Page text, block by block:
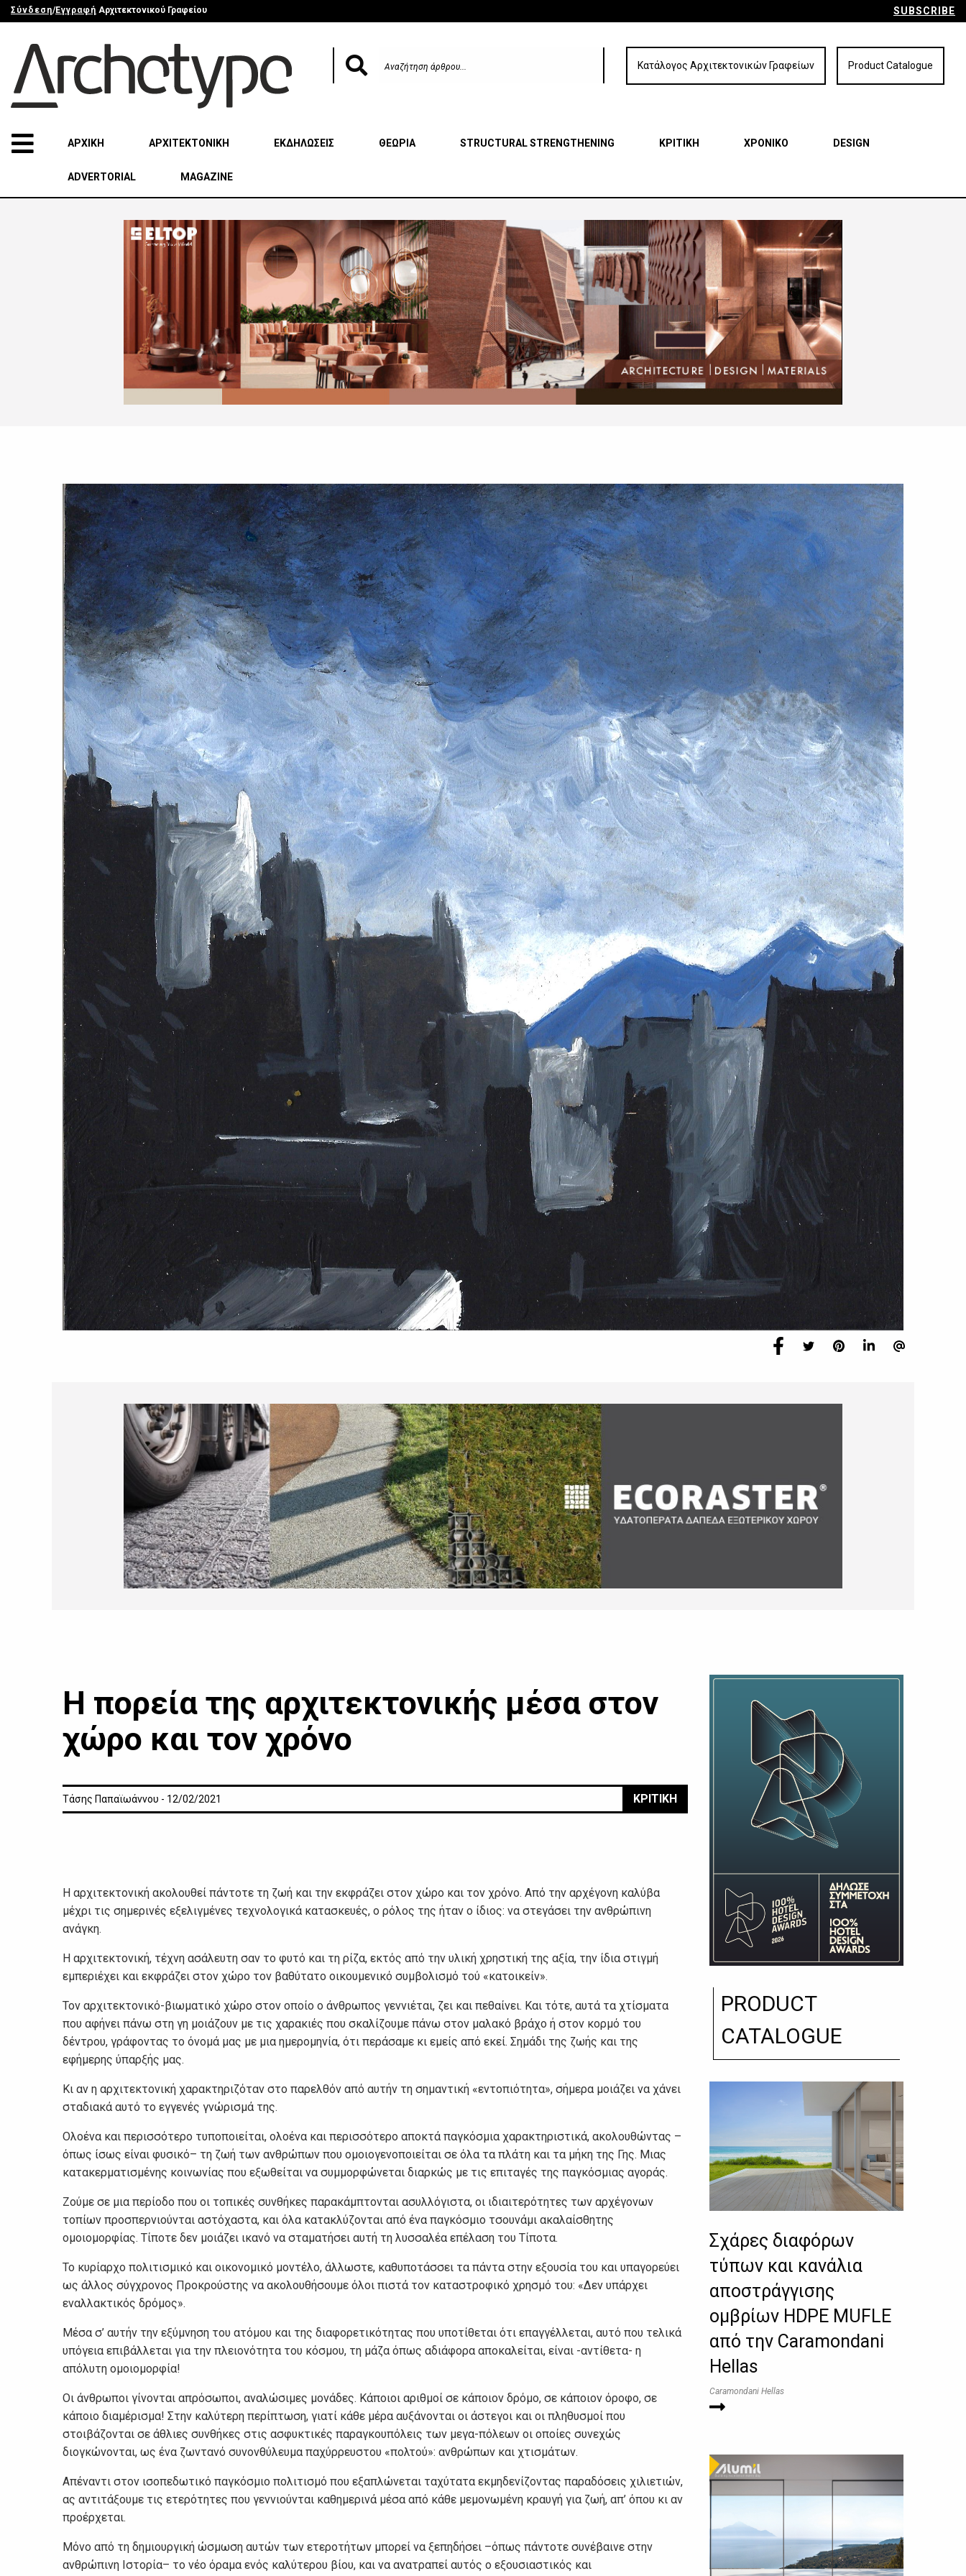
Σύνδεση/Εγγραφή Αρχιτεκτονικού Γραφείου SUBSCRIBE
Κατάλογος Αρχιτεκτονικών Γραφείων Product Catalogue
ΑΡΧΙΚΗ ΑΡΧΙΤΕΚΤΟΝΙΚΗ ΕΚΔΗΛΩΣΕΙΣ ΘΕΩΡΙΑ STRUCTURAL STRENGTHENING ΚΡΙΤΙΚΗ ΧΡΟΝΙΚΟ DESIGN
ADVERTORIAL MAGAZINE
Η πορεία της αρχιτεκτονικής μέσα στον
χώρο και τον χρόνο
Τάσης Παπαϊωάννου - 12/02/2021 ΚΡΙΤΙΚΗ
Η αρχιτεκτονική ακολουθεί πάντοτε τη ζωή και την εκφράζει στον χώρο και τον χρόνο. Από την αρχέγονη καλύβα
μέχρι τις σημερινές εξελιγμένες τεχνολογικά κατασκευές, ο ρόλος της ήταν ο ίδιος: να στεγάσει την ανθρώπινη
ανάγκη.
Η αρχιτεκτονική, τέχνη ασάλευτη σαν το φυτό και τη ρίζα, εκτός από την υλική χρηστική της αξία, την ίδια στιγμή
εμπεριέχει και εκφράζει στον χώρο τον βαθύτατο οικουμενικό συμβολισμό τού «κατοικείν».
Τον αρχιτεκτονικό-βιωματικό χώρο στον οποίο ο άνθρωπος γεννιέται, ζει και πεθαίνει. Και τότε, αυτά τα χτίσματα
που αφήνει πάνω στη γη μοιάζουν με τις χαρακιές που σκαλίζουμε πάνω στον μαλακό βράχο ή στον κορμό του
δέντρου, γράφοντας το όνομά μας με μια ημερομηνία, ότι περάσαμε κι εμείς από εκεί. Σημάδι της ζωής και της
εφήμερης ύπαρξής μας.
Κι αν η αρχιτεκτονική χαρακτηριζόταν στο παρελθόν από αυτήν τη σημαντική «εντοπιότητα», σήμερα μοιάζει να χάνει
σταδιακά αυτό το εγγενές γνώρισμά της.
Ολοένα και περισσότερο τυποποιείται, ολοένα και περισσότερο αποκτά παγκόσμια χαρακτηριστικά, ακολουθώντας –
όπως ίσως είναι φυσικό– τη ζωή των ανθρώπων που ομοιογενοποιείται σε όλα τα πλάτη και τα μήκη της Γης. Μιας
κατακερματισμένης κοινωνίας που εξωθείται να συμμορφώνεται διαρκώς με τις επιταγές της παγκόσμιας αγοράς.
Ζούμε σε μια περίοδο που οι τοπικές συνθήκες παρακάμπτονται ασυλλόγιστα, οι ιδιαιτερότητες των αρχέγονων
τοπίων προσπερνιούνται αστόχαστα, και όλα κατακλύζονται από ένα παγκόσμιο τσουνάμι ακαλαίσθητης
ομοιομορφίας. Τίποτε δεν μοιάζει ικανό να σταματήσει αυτή τη λυσσαλέα επέλαση του Τίποτα.
Το κυρίαρχο πολιτισμικό και οικονομικό μοντέλο, άλλωστε, καθυποτάσσει τα πάντα στην εξουσία του και υπαγορεύει
ως άλλος σύγχρονος Προκρούστης να ακολουθήσουμε όλοι πιστά τον καταστροφικό χρησμό του: «Δεν υπάρχει
εναλλακτικός δρόμος».
Μέσα σ’ αυτήν την εξύμνηση του ατόμου και της διαφορετικότητας που υποτίθεται ότι επαγγέλλεται, αυτό που τελικά
υπόγεια επιβάλλεται για την πλειονότητα του κόσμου, τη μάζα όπως αδιάφορα αποκαλείται, είναι -αντίθετα- η
απόλυτη ομοιομορφία!
Οι άνθρωποι γίνονται απρόσωποι, αναλώσιμες μονάδες. Κάποιοι αριθμοί σε κάποιον δρόμο, σε κάποιον όροφο, σε
κάποιο διαμέρισμα! Στην καλύτερη περίπτωση, γιατί κάθε μέρα αυξάνονται οι άστεγοι και οι πληθυσμοί που
στοιβάζονται σε άθλιες συνθήκες στις ασφυκτικές παραγκουπόλεις των μεγα-πόλεων οι οποίες συνεχώς
διογκώνονται, ως ένα ζωντανό συνονθύλευμα παχύρρευστου «πολτού»: ανθρώπων και χτισμάτων.
Απέναντι στον ισοπεδωτικό παγκόσμιο πολιτισμό που εξαπλώνεται ταχύτατα εκμηδενίζοντας παραδόσεις χιλιετιών,
ας αντιτάξουμε τις ετερότητες που γεννιούνται καθημερινά μέσα από κάθε μεμονωμένη κραυγή για ζωή, απ’ όπου κι αν
προέρχεται.
Μόνο από τη δημιουργική ώσμωση αυτών των ετεροτήτων μπορεί να ξεπηδήσει –όπως πάντοτε συνέβαινε στην
ανθρώπινη Ιστορία– το νέο όραμα ενός καλύτερου βίου, και να ανατραπεί αυτός ο εξουσιαστικός και
PRODUCT
CATALOGUE
Σχάρες διαφόρων
τύπων και κανάλια
αποστράγγισης
ομβρίων HDPE MUFLE
από την Caramondani
Hellas
Caramondani Hellas